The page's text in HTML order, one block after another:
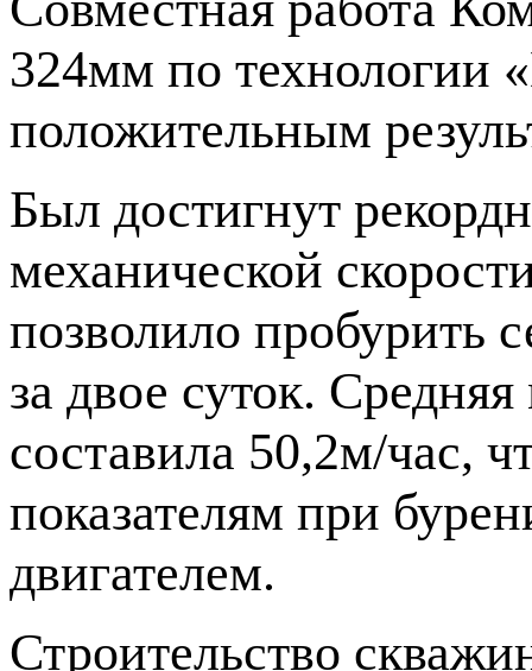
324мм по
положительным
Был достигнут
механической
позволило пробурить
за двое суток.
составила 50,2м/час,
показателям при
двигателем.
Строительство